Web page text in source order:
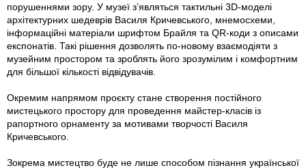
порушеннями зору. У музеї з’являться тактильні 3D-моделі
архітектурних шедеврів Василя Кричевського, мнемосхеми,
інформаційні матеріали шрифтом Брайля та QR-коди з описами
експонатів. Такі рішення дозволять по-новому взаємодіяти з
музейним простором та зроблять його зрозумілим і комфортним
для більшої кількості відвідувачів.
Окремим напрямом проєкту стане створення постійного
мистецького простору для проведення майстер-класів із
рапортного орнаменту за мотивами творчості Василя
Кричевського.
Зокрема мистецтво буде не лише способом пізнання української